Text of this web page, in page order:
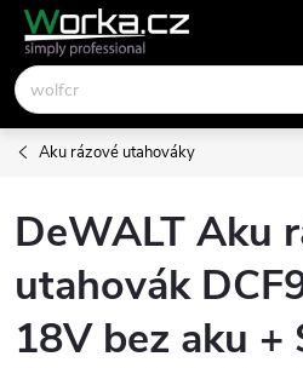
Přejít
obsah
Aku rázové utahováky
DeWALT Aku
utahovák
18V bez aku +